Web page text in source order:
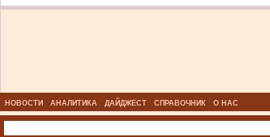
НОВОСТИ АНАЛИТИКА ДАЙДЖЕСТ СПРАВОЧНИК О НАС